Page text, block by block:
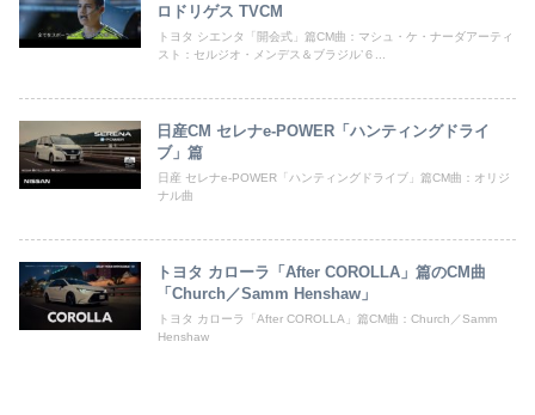
ロドリゲス TVCM
トヨタ シエンタ「開会式」篇CM曲：マシュ・ケ・ナーダアーティ
スト：セルジオ・メンデス＆ブラジル’６...
日産CM セレナe-POWER「ハンティングドライ
ブ」篇
日産 セレナe-POWER「ハンティングドライブ」篇CM曲：オリジ
ナル曲
トヨタ カローラ「After COROLLA」篇のCM曲
「Church／Samm Henshaw」
トヨタ カローラ「After COROLLA」篇CM曲：Church／Samm
Henshaw